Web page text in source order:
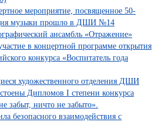
мероприятие, посвященное 50-
музыки прошло в ДШИ №14
ансамбль «Отражение»
в концертной программе открытия
конкурса «Воспитатель года
художественного отделения ДШИ
Дипломов I степени конкурса
забыт, ничто не забыто».
безопасного взаимодействия с